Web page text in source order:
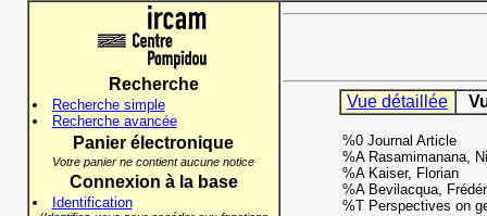
Recherche
Recherche simple
Recherche avancée
Panier électronique
Votre panier ne contient aucune notice
Connexion à la base
Identification
Vue détaillée
%0 Journal Article
%A Rasamimanana,
%A Kaiser, Florian
%A Bevilacqua,
%T Perspectives on